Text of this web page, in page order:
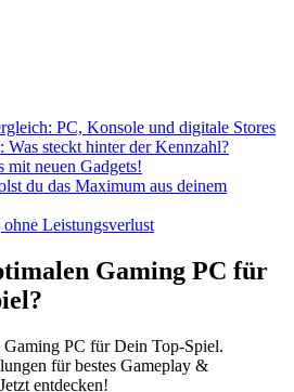
PC, Konsole und digitale Stores
steckt hinter der Kennzahl?
mit neuen Gadgets!
du das Maximum aus deinem
Leistungsverlust
Gaming PC für
PC für Dein Top-Spiel.
für bestes Gameplay &
entdecken!